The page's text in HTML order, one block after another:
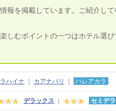
報を掲載しています。ご紹介し
しむポイントの一つはホテル選
ラハイナ カアナパリ ハレアカラ
デラックス セミデ